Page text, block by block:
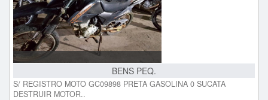
BENS PEQ.
S/ REGISTRO MOTO GC09898 PRETA GASOLINA 0 SUCATA
DESTRUIR MOTOR..